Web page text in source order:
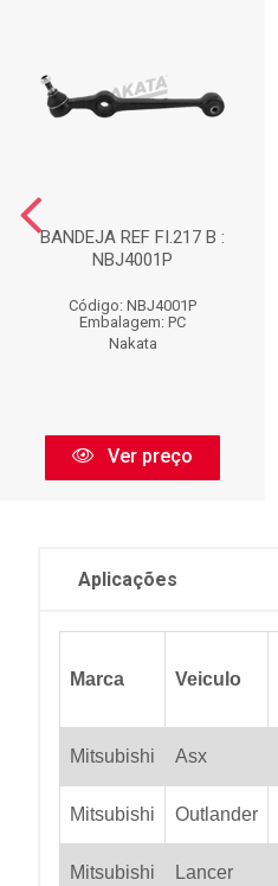
BANDEJA REF FI.217 B :
NBJ4001P
Código: NBJ4001P
Embalagem: PC
Nakata
Ver preço
Aplicações
Marca Veiculo
Mitsubishi Asx
Mitsubishi Outlander
Mitsubishi Lancer